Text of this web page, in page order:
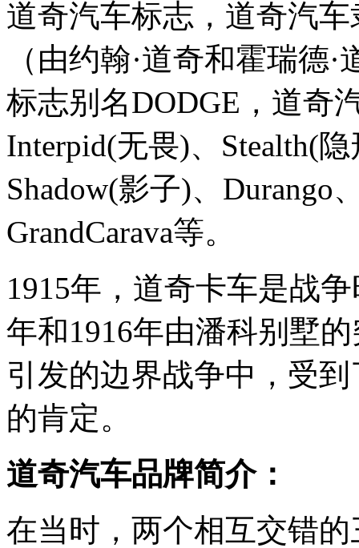
道奇汽车标志，道奇汽
（由约翰·道奇和霍瑞德
标志别名DODGE，道奇
Interpid(无畏)、Stealth(
Shadow(影子)、Durango
GrandCarava等。
1915年，道奇卡车是战
年和1916年由潘科别墅的
引发的边界战争中，受
的肯定。
道奇汽车品牌简介：
在当时，两个相互交错